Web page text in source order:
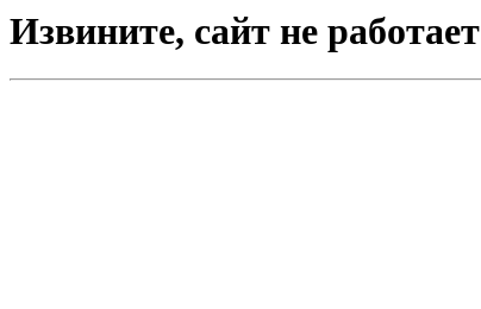
Извините, сайт не работает